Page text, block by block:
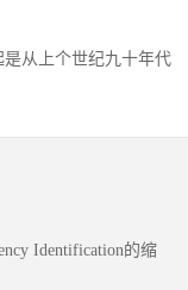
从上个世纪九十年代
Identification的缩